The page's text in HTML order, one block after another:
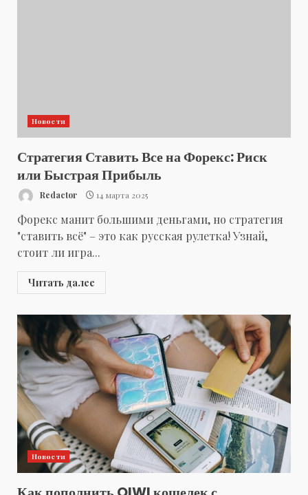
Новости
Стратегия Ставить Все на Форекс: Риск
или Быстрая Прибыль
Redactor 14 марта 2025
Форекс манит большими деньгами, но стратегия
"ставить всё" – это как русская рулетка! Узнай,
стоит ли игра...
Читать далее
Новости